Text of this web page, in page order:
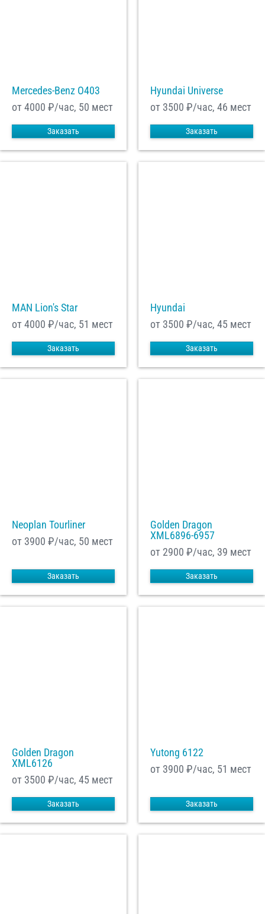
Mercedes-Benz О403
от 4000 ₽/час, 50 мест
Заказать
Hyundai Universe
от 3500 ₽/час, 46 мест
Заказать
MAN Lion's Star
от 4000 ₽/час, 51 мест
Заказать
Hyundai
от 3500 ₽/час, 45 мест
Заказать
Neoplan Tourliner
от 3900 ₽/час, 50 мест
Заказать
Golden Dragon
XML6896-6957
от 2900 ₽/час, 39 мест
Заказать
Golden Dragon
XML6126
от 3500 ₽/час, 45 мест
Заказать
Yutong 6122
от 3900 ₽/час, 51 мест
Заказать